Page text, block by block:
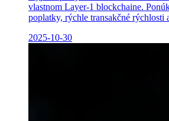
vlastnom Layer-1 blockchaine.
poplatky, rýchle transakčné rýchlosti
2025-10-30